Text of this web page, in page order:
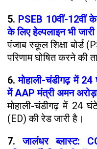
5. PSEB 10वीं-12वीं के
के लिए हेल्पलाइन भी जारी
पंजाब स्कूल शिक्षा बोर्ड
परिणाम घोषित करने की
6.मोहाली-चंडीगढ़ में 24
में AAP मंत्री अमन
मोहाली-चंडीगढ़ में 24
(ED) की रेड जारी है।
7.जालंधर ब्लास्ट: